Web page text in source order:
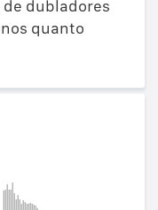
dubladores
quanto